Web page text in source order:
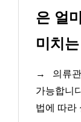
은 얼
미치
→
의류
가능합니
법에 따라